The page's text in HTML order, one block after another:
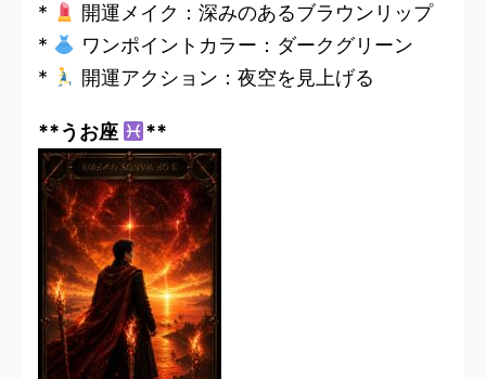
*
開運メイク：深みのあるブラウンリップ
*
ワンポイントカラー：ダークグリーン
*
開運アクション：夜空を見上げる
**うお座 **